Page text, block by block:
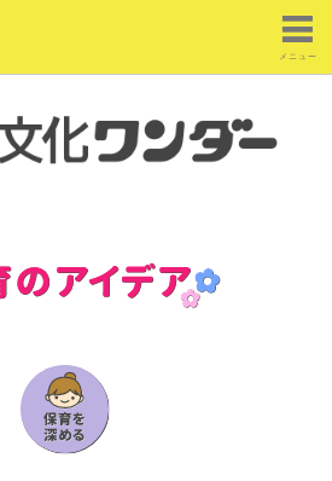
メニュー